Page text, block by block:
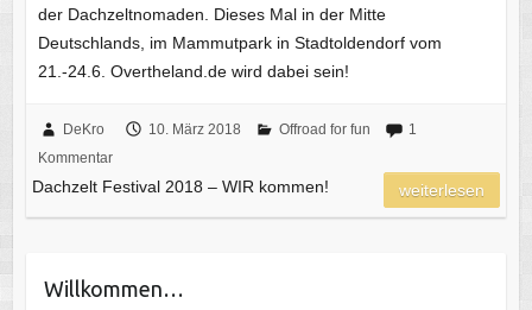
der Dachzeltnomaden. Dieses Mal in der Mitte
Deutschlands, im Mammutpark in Stadtoldendorf vom
21.-24.6. Overtheland.de wird dabei sein!
DeKro 10. März 2018 Offroad for fun
1
Kommentar
Dachzelt Festival 2018 – WIR kommen! weiterlesen
Willkommen…